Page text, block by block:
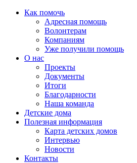
Как помочь
Адресная помощь
Волонтерам
Компаниям
Уже получили помощь
О нас
Проекты
Документы
Итоги
Благодарности
Наша команда
Детские дома
Полезная информация
Карта детских домов
Интервью
Новости
Контакты